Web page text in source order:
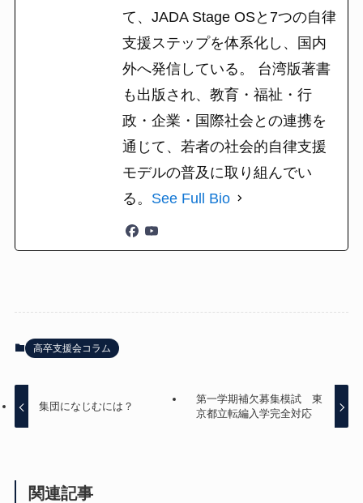
て、JADA Stage OSと7つの自律
支援ステップを体系化し、国内
外へ発信している。 台湾版著書
も出版され、教育・福祉・行
政・企業・国際社会との連携を
通じて、若者の社会的自律支援
モデルの普及に取り組んでい
る。 See Full Bio
高卒支援会コラム
集団になじむには？
第一学期補欠募集模試 東
京都立転編入学完全対応
関連記事